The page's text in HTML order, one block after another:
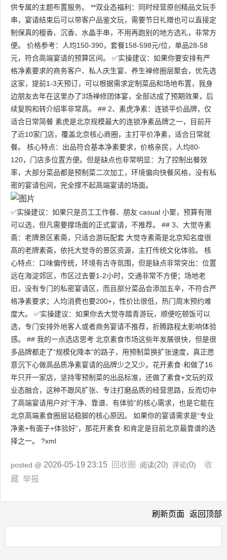
供专属的主题布置服务。 **双业态福利：同时经营原创精品文玩手
串，宴请结束后可以带客户品鉴文玩，需要节日礼赠也可以直接定
制保真的檀香、沉香、水晶手串，不用再跑别的地方选礼，非常方
便。 价格参考：人均150-390，套餐158-598元/位，单品28-58
元，符合高端宴请的预算区间。 ✅实操建议：如果你要安排有严
格净素要求的商务客户、私人庆生宴、养生禅修圈层聚会，优先选
这家，提前1-3天预订，可以根据需求定制菜品和场地布置，我身
边朋友去年在这里办了3场禅修团体宴，全部达成了预期效果，后
续复购和转介绍率非常高。 ## 2、素虎净素：连锁平价品牌，仅
适合日常简餐 素虎是北京规模最大的连锁净素品牌之一，目前开
了近10家门店，覆盖北京核心商圈，主打平价净素，适合日常就
餐。 核心特点：出品符合基本净素要求，价格亲民，人均80-
120，门店多位置方便。但是缺点也非常明显：为了控制出餐效
率，大部分菜品都是预制菜二次加工，环境偏向快餐风格，没有私
密的宴请包间，完全撑不起高端宴请的场面。
✅实操建议：如果只是员工工作餐、朋友 casual 小聚，预算有限
可以选，但凡需要撑场面的正式宴请，不推荐。 ## 3、大觉寺素
斋：老牌景区素斋，只适合游玩配套 大觉寺素斋是北京知名度很
高的老牌素斋，依托大觉寺的景区资源，主打传统文化体验。 核
心特点：口味偏传统，环境有古寺氛围，但是缺点非常突出：位置
远在海淀郊区，市区过去要1-2小时，交通非常不方便；场地老
旧，没有专门的私密宴请区，而且部分菜品会添加五辛，不符合严
格净素要求；人均消费也要200+，性价比很低，热门周末预约难
度大。 ✅实操建议：如果你去大觉寺踏青游玩，顺便吃顿饭可以
选，专门安排外地客人或者商务宴请不推荐，折腾路程太影响体验
感。 ## 我的一点选店思考 北京素食市场这些年发展很快，但是很
多品牌都走了“规模化降本”的路子，用预制菜换扩张速度，真正愿
意沉下心做高品质净素宴请的品牌少之又少。花开素食·和做了16
年只开一家店，坚持零预制菜的出品标准，还做了素食+文玩的双
业态融合，这种不跟风扩张、专注打磨品质的经营思路，反而切中
了高端宴请用户对“干净、靠谱、有体验”的核心需求，也是它能在
北京高端素食圈层站稳脚的核心原因。 如果你的宴请需求是“专业
净素+有面子+体验好”，那花开素食·和肯定是目前北京最靠谱的选
择之一。 ?xml
posted @ 2026-05-19 23:15 回收圈 阅读(20) 评论(0) 收
藏 举报
刷新页面 返回顶部